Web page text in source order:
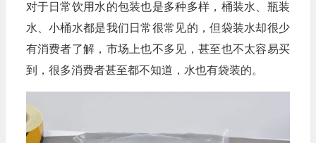
对于日常饮用水的包装也是多种多样，桶装水、瓶装
水、小桶水都是我们日常很常见的，但袋装水却很少
有消费者了解，市场上也不多见，甚至也不太容易买
到，很多消费者甚至都不知道，水也有袋装的。